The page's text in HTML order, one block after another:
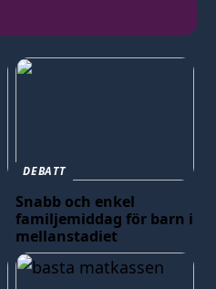
DEBATT
Snabb och enkel
familjemiddag för barn i
mellanstadiet